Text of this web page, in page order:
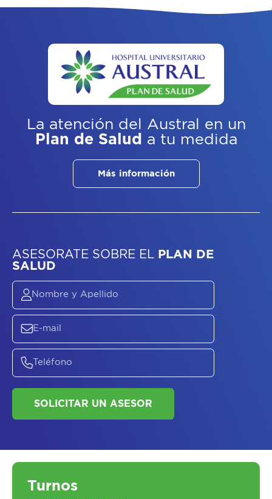
La atención del Austral
en un
Plan de Salud a tu medida
Más información
ASESORATE SOBREELPLAN DE
SALUD
Turnos